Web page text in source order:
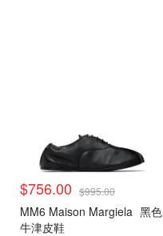
$756.00 $995.00
MM6 Maison Margiela 黑色
牛津皮鞋